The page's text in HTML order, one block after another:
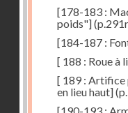
[178-183 :
poids"]
[184-187 :
[ 188 : Roue à
[ 189 : Artifice
en lieu haut]